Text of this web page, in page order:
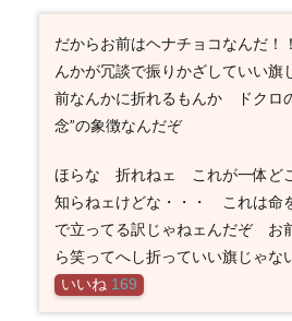
だからお前はヘナチョコなんだ！
んかが冗談で振りかざしていい旗
前なんかに折れるもんか ドクロ
念”の象徴なんだぞ
ほらな 折れねェ これが一体ど
知らねェけどな・・・ これは命
で立ってる訳じゃねェんだぞ
ら笑ってへし折っていい旗じゃな
いいね 169